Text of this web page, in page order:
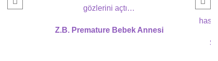
gözlerini açtı…
Z.B. Premature Bebek Annesi